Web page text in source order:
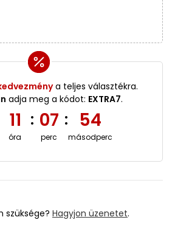
a teljes választékra.
adja meg a kódot: EXTRA7.
11
óra
: 07
perc
: 53
másodperc
szüksége? Hagyjon üzenetet.